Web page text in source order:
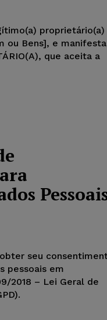
proprietário(a)
ou Bens], e
que aceita a
seu
pessoais em
2018 – Lei Geral de